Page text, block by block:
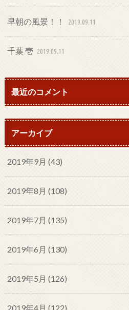
早朝の風景！！ 2019.09.11
千葉 壱 2019.09.11
最近のコメント
アーカイブ
2019年9月 (43)
2019年8月 (108)
2019年7月 (135)
2019年6月 (130)
2019年5月 (126)
2019年4月 (122)